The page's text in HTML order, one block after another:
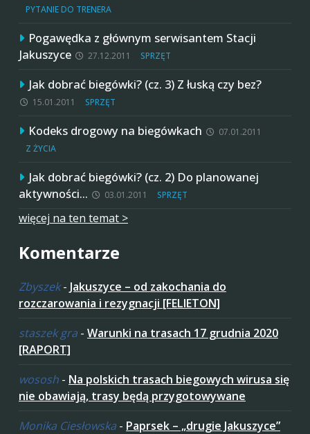
PYTANIE DO TRENERA
Pogawędka z głównym serwisantem Stacji
Jakuszyce
27.12.2011 SPRZĘT
Jak dobrać biegówki? (cz. 3) Z łuską czy bez?
15.01.2011 SPRZĘT
Kodeks drogowy na biegówkach
07.01.2011
Z ŻYCIA
Jak dobrać biegówki? (cz. 2) Do planowanej
aktywności…
03.01.2011 SPRZĘT
więcej na ten temat >
Komentarze
Zbyszek- Jakuszyce – od zakochania do
rozczarowania i rezygnacji [FELIETON]
staszek gra - Warunki na trasach 17 grudnia 2020
[RAPORT]
wososh - Na polskich trasach biegowych wirusa się
nie obawiają, trasy będą przygotowywane
Monika Ciesłowska - Paprsek – „drugie Jakuszyce”